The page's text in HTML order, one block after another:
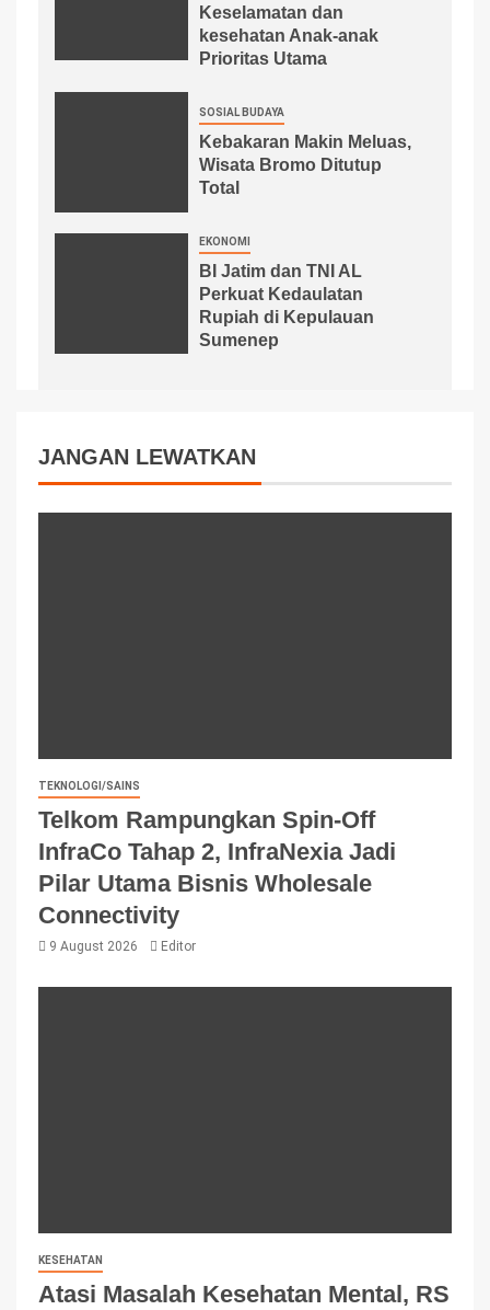
Keselamatan dan
kesehatan Anak-anak
Prioritas Utama
SOSIAL BUDAYA
Kebakaran Makin Meluas,
Wisata Bromo Ditutup
Total
EKONOMI
BI Jatim dan TNI AL
Perkuat Kedaulatan
Rupiah di Kepulauan
Sumenep
JANGAN LEWATKAN
TEKNOLOGI/SAINS
Telkom Rampungkan Spin-Off
InfraCo Tahap 2, InfraNexia Jadi
Pilar Utama Bisnis Wholesale
Connectivity
9 August 2026 Editor
KESEHATAN
Atasi Masalah Kesehatan Mental, RS